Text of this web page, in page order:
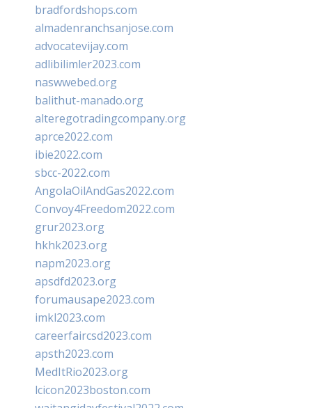
bradfordshops.com
almadenranchsanjose.com
advocatevijay.com
adlibilimler2023.com
naswwebed.org
balithut-manado.org
alteregotradingcompany.org
aprce2022.com
ibie2022.com
sbcc-2022.com
AngolaOilAndGas2022.com
Convoy4Freedom2022.com
grur2023.org
hkhk2023.org
napm2023.org
apsdfd2023.org
forumausape2023.com
imkl2023.com
careerfaircsd2023.com
apsth2023.com
MedItRio2023.org
lcicon2023boston.com